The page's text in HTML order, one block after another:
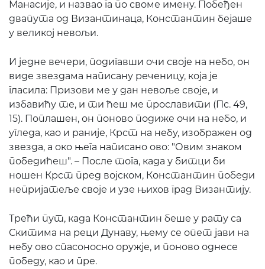
Манасије, и назвао га по своме имену. Побеђен
двапута од Византинаца, Константин бејаше
у великој невољи.
И једне вечери, подигавши очи своје на небо, он
виде звездама написану реченицу, која је
гласила: Призови ме у дан невоље своје, и
избавићу те, и ти ћеш ме прославити (Пс. 49,
15). Поплашен, он поново подиже очи на небо, и
угледа, као и раније, Крст на небу, изображен од
звезда, а око њега написано ово: "Овим знаком
победићеш". – После тога, када у битци би
ношен Крст пред војском, Константин победи
непријатеље своје и узе њихов град Византију.
Трећи пут, када Константин беше у рату са
Скитима на реци Дунаву, њему се опет јави на
небу ово спасоносно оружје, и поново однесе
победу, као и пре.